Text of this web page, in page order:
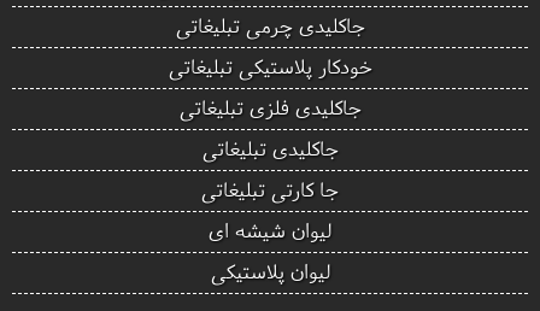
جاکلیدی چرمی تبلیغاتی
خودکار پلاستیکی تبلیغاتی
جاکلیدی فلزی تبلیغاتی
جاکلیدی تبلیغاتی
جا کارتی تبلیغاتی
لیوان شیشه ای
لیوان پلاستیکی